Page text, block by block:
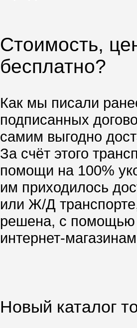
Стоимость,
бесплатно?
Как мы писали
подписанных
самим выгодно
За счёт этого
помощи на 100%
им приходилось
или Ж/Д
решена, с помощью
интернет-
Новый каталог